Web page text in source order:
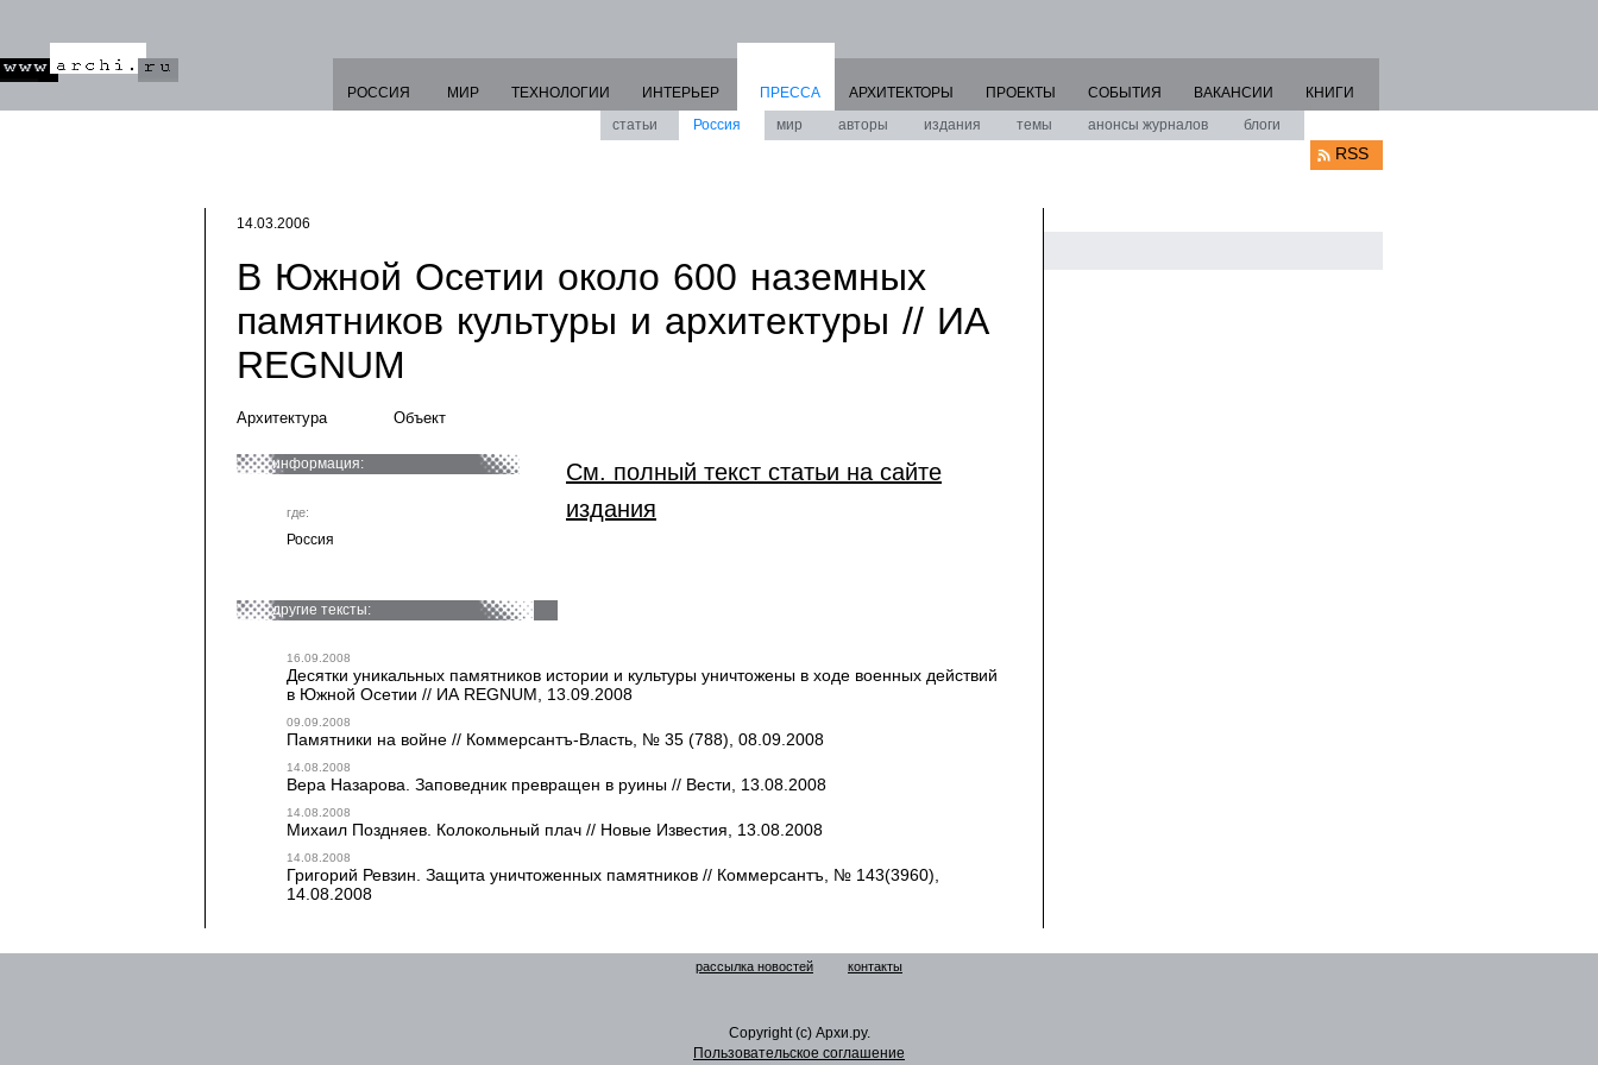
РОССИЯ МИР ТЕХНОЛОГИИ ИНТЕРЬЕР
ПРЕССА
статьи
Россия мир авторы издания темы анонсы журналов блоги
АРХИТЕКТОРЫ ПРОЕКТЫ СОБЫТИЯ ВАКАНСИИ КНИГИ
RSS
14.03.2006
В Южной Осетии около 600 наземных
памятников культуры и архитектуры // ИА
REGNUM
Архитектура Объект
информация:
где:
Россия
См. полный текст статьи на сайте
издания
другие тексты:
16.09.2008
Десятки уникальных памятников истории и культуры уничтожены в ходе военных действий
в Южной Осетии // ИА REGNUM, 13.09.2008
09.09.2008
Памятники на войне // Коммерсантъ-Власть, № 35 (788), 08.09.2008
14.08.2008
Вера Назарова. Заповедник превращен в руины // Вести, 13.08.2008
14.08.2008
Михаил Поздняев. Колокольный плач // Новые Известия, 13.08.2008
14.08.2008
Григорий Ревзин. Защита уничтоженных памятников // Коммерсантъ, № 143(3960),
14.08.2008
рассылка новостей контакты
Copyright (c) Архи.ру.
Пользовательское соглашение